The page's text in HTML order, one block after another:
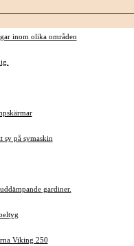
inom olika områden
sy på symaskin
gardiner.
Viking 250